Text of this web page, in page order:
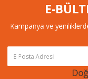
E-
Kampanya ve